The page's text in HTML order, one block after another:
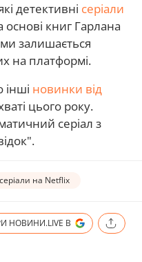
детективні серіали
основі книг Гарлана
залишається
на платформі.
новинки від
цього року.
серіал з
на Netflix
НОВИНИ.LIVE В